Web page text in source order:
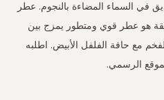
في السماء المضاءة بالنجوم. عطر
هو عطر قوي ومتطور يمزج بين
مع حافة الفلفل الأبيض. اطلبه
الرسمي.